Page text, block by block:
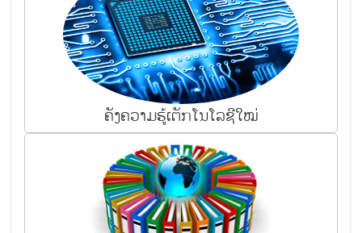
ຄັງ​ຄວາມ​ຮູ້ເຕັກ​ໂນ​ໂລ​ຊີໃໝ່